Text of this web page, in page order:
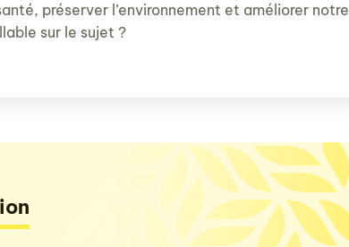
préserver l’environnement et améliorer notre
sur le sujet ?